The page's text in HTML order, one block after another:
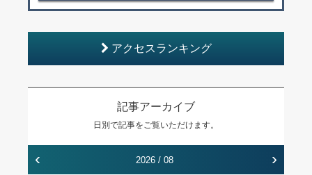
アクセスランキング
記事アーカイブ
日別で記事をご覧いただけます。
‹ 2026 / 08 ›